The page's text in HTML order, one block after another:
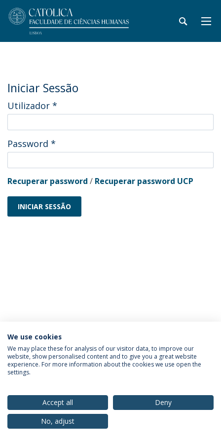
Iniciar Sessão
Utilizador *
Password *
Recuperar password / Recuperar password UCP
INICIAR SESSÃO
Política de Privacidade
Termos & Condições
Direitos do Titular dos Dados
© 2026 Universidade Católica Portuguesa
We use cookies
We may place these for analysis of our visitor data, to improve our
website, show personalised content and to give you a great website
experience. For more information about the cookies we use open the
settings.
Accept all
Deny
No, adjust